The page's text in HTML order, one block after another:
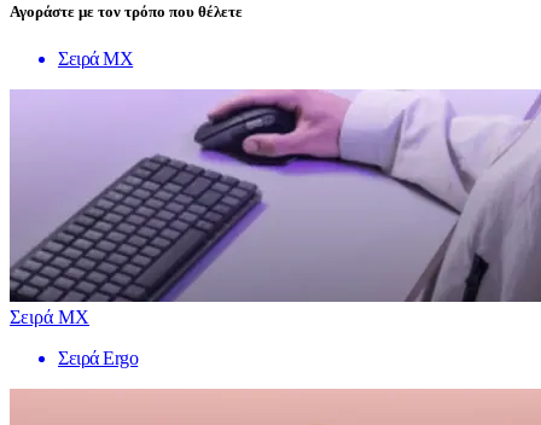
Αγοράστε με τον τρόπο που θέλετε
Σειρά MX
Σειρά MX
Σειρά Ergo